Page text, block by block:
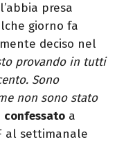
presa
giorno fa
deciso nel
provando in tutti
Sono
non sono stato
confessato a
al settimanale